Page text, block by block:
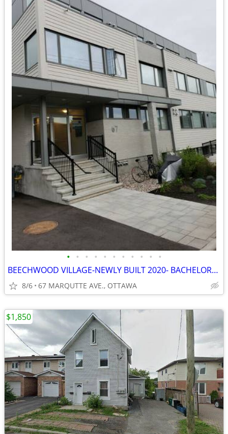
• • • • • • • • • • •
BEECHWOOD VILLAGE-NEWLY BUILT 2020- BACHELOR-SEPT. 1
8/6 67 MARQUTTE AVE., OTTAWA
$1,850